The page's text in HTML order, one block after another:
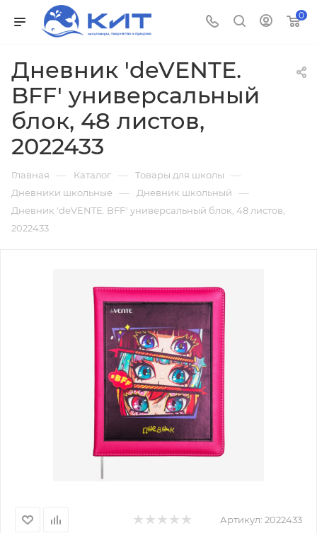
0
Дневник 'deVENTE.
BFF' универсальный
блок, 48 листов,
2022433
Главная — Каталог — Товары для школы —
Дневники школьные — Дневник школьный —
Дневник 'deVENTE. BFF' универсальный блок, 48 листов,
2022433
Артикул: 2022433